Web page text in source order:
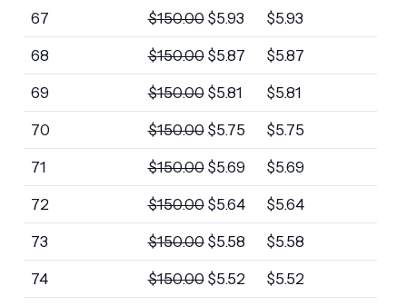
67 $150.00 $5.93 $5.93
68 $150.00 $5.87 $5.87
69 $150.00 $5.81 $5.81
70 $150.00 $5.75 $5.75
71 $150.00 $5.69 $5.69
72 $150.00 $5.64 $5.64
73 $150.00 $5.58 $5.58
74 $150.00 $5.52 $5.52